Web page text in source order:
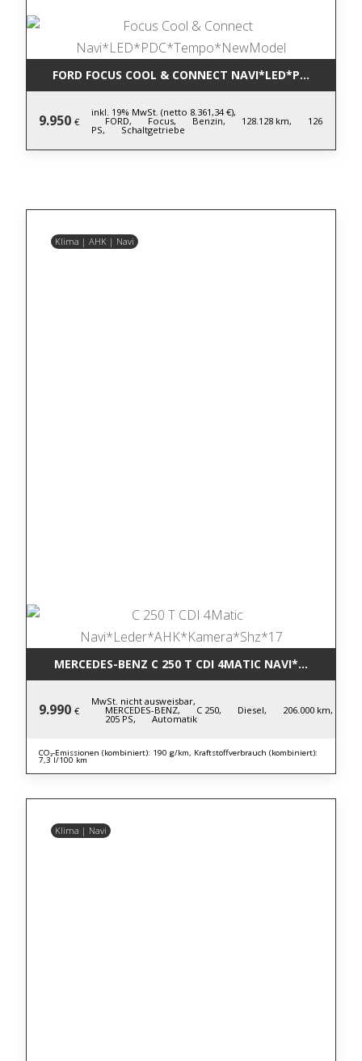
FORD FOCUS COOL & CONNECT
9.950 €
inkl. 19% MwSt. (netto 8.361,34 €),
FORD, Focus, Benzin, 128.128 km, 126
PS, Schaltgetriebe
Klima | AHK | Navi
MERCEDES-BENZ C 250 T CDI 4MATIC
9.990 €
MwSt. nicht ausweisbar,
MERCEDES-BENZ, C 250, Diesel, 206.000 km,
205 PS, Automatik
CO₂-Emissionen (kombiniert): 190 g/km, Kraftstoffverbrauch (kombiniert):
7,3 l/100 km
Klima | Navi